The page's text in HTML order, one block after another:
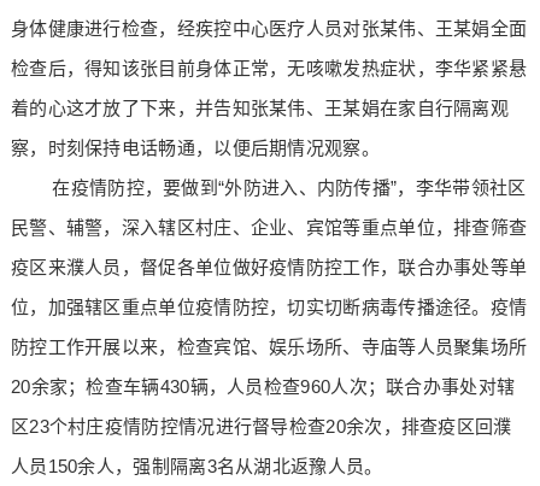
身体健康进行检查，经疾控中心医疗人员对张某伟、王某娟全面
检查后，得知该张目前身体正常，无咳嗽发热症状，李华紧紧悬
着的心这才放了下来，并告知张某伟、王某娟在家自行隔离观
察，时刻保持电话畅通，以便后期情况观察。
在疫情防控，要做到“外防进入、内防传播”，李华带领社区
民警、辅警，深入辖区村庄、企业、宾馆等重点单位，排查筛查
疫区来濮人员，督促各单位做好疫情防控工作，联合办事处等单
位，加强辖区重点单位疫情防控，切实切断病毒传播途径。疫情
防控工作开展以来，检查宾馆、娱乐场所、寺庙等人员聚集场所
20余家；检查车辆430辆，人员检查960人次；联合办事处对辖
区23个村庄疫情防控情况进行督导检查20余次，排查疫区回濮
人员150余人，强制隔离3名从湖北返豫人员。